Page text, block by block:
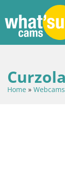
Curzola
Home » Webcams